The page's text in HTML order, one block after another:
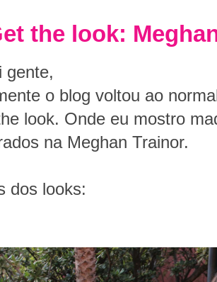
the look:
gente,
o blog voltou ao
look. Onde eu mostro
na Meghan Trainor.
dos looks: